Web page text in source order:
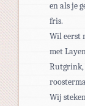
en als je
fris.
Wil eerst
met
Rutgrink,
Wij